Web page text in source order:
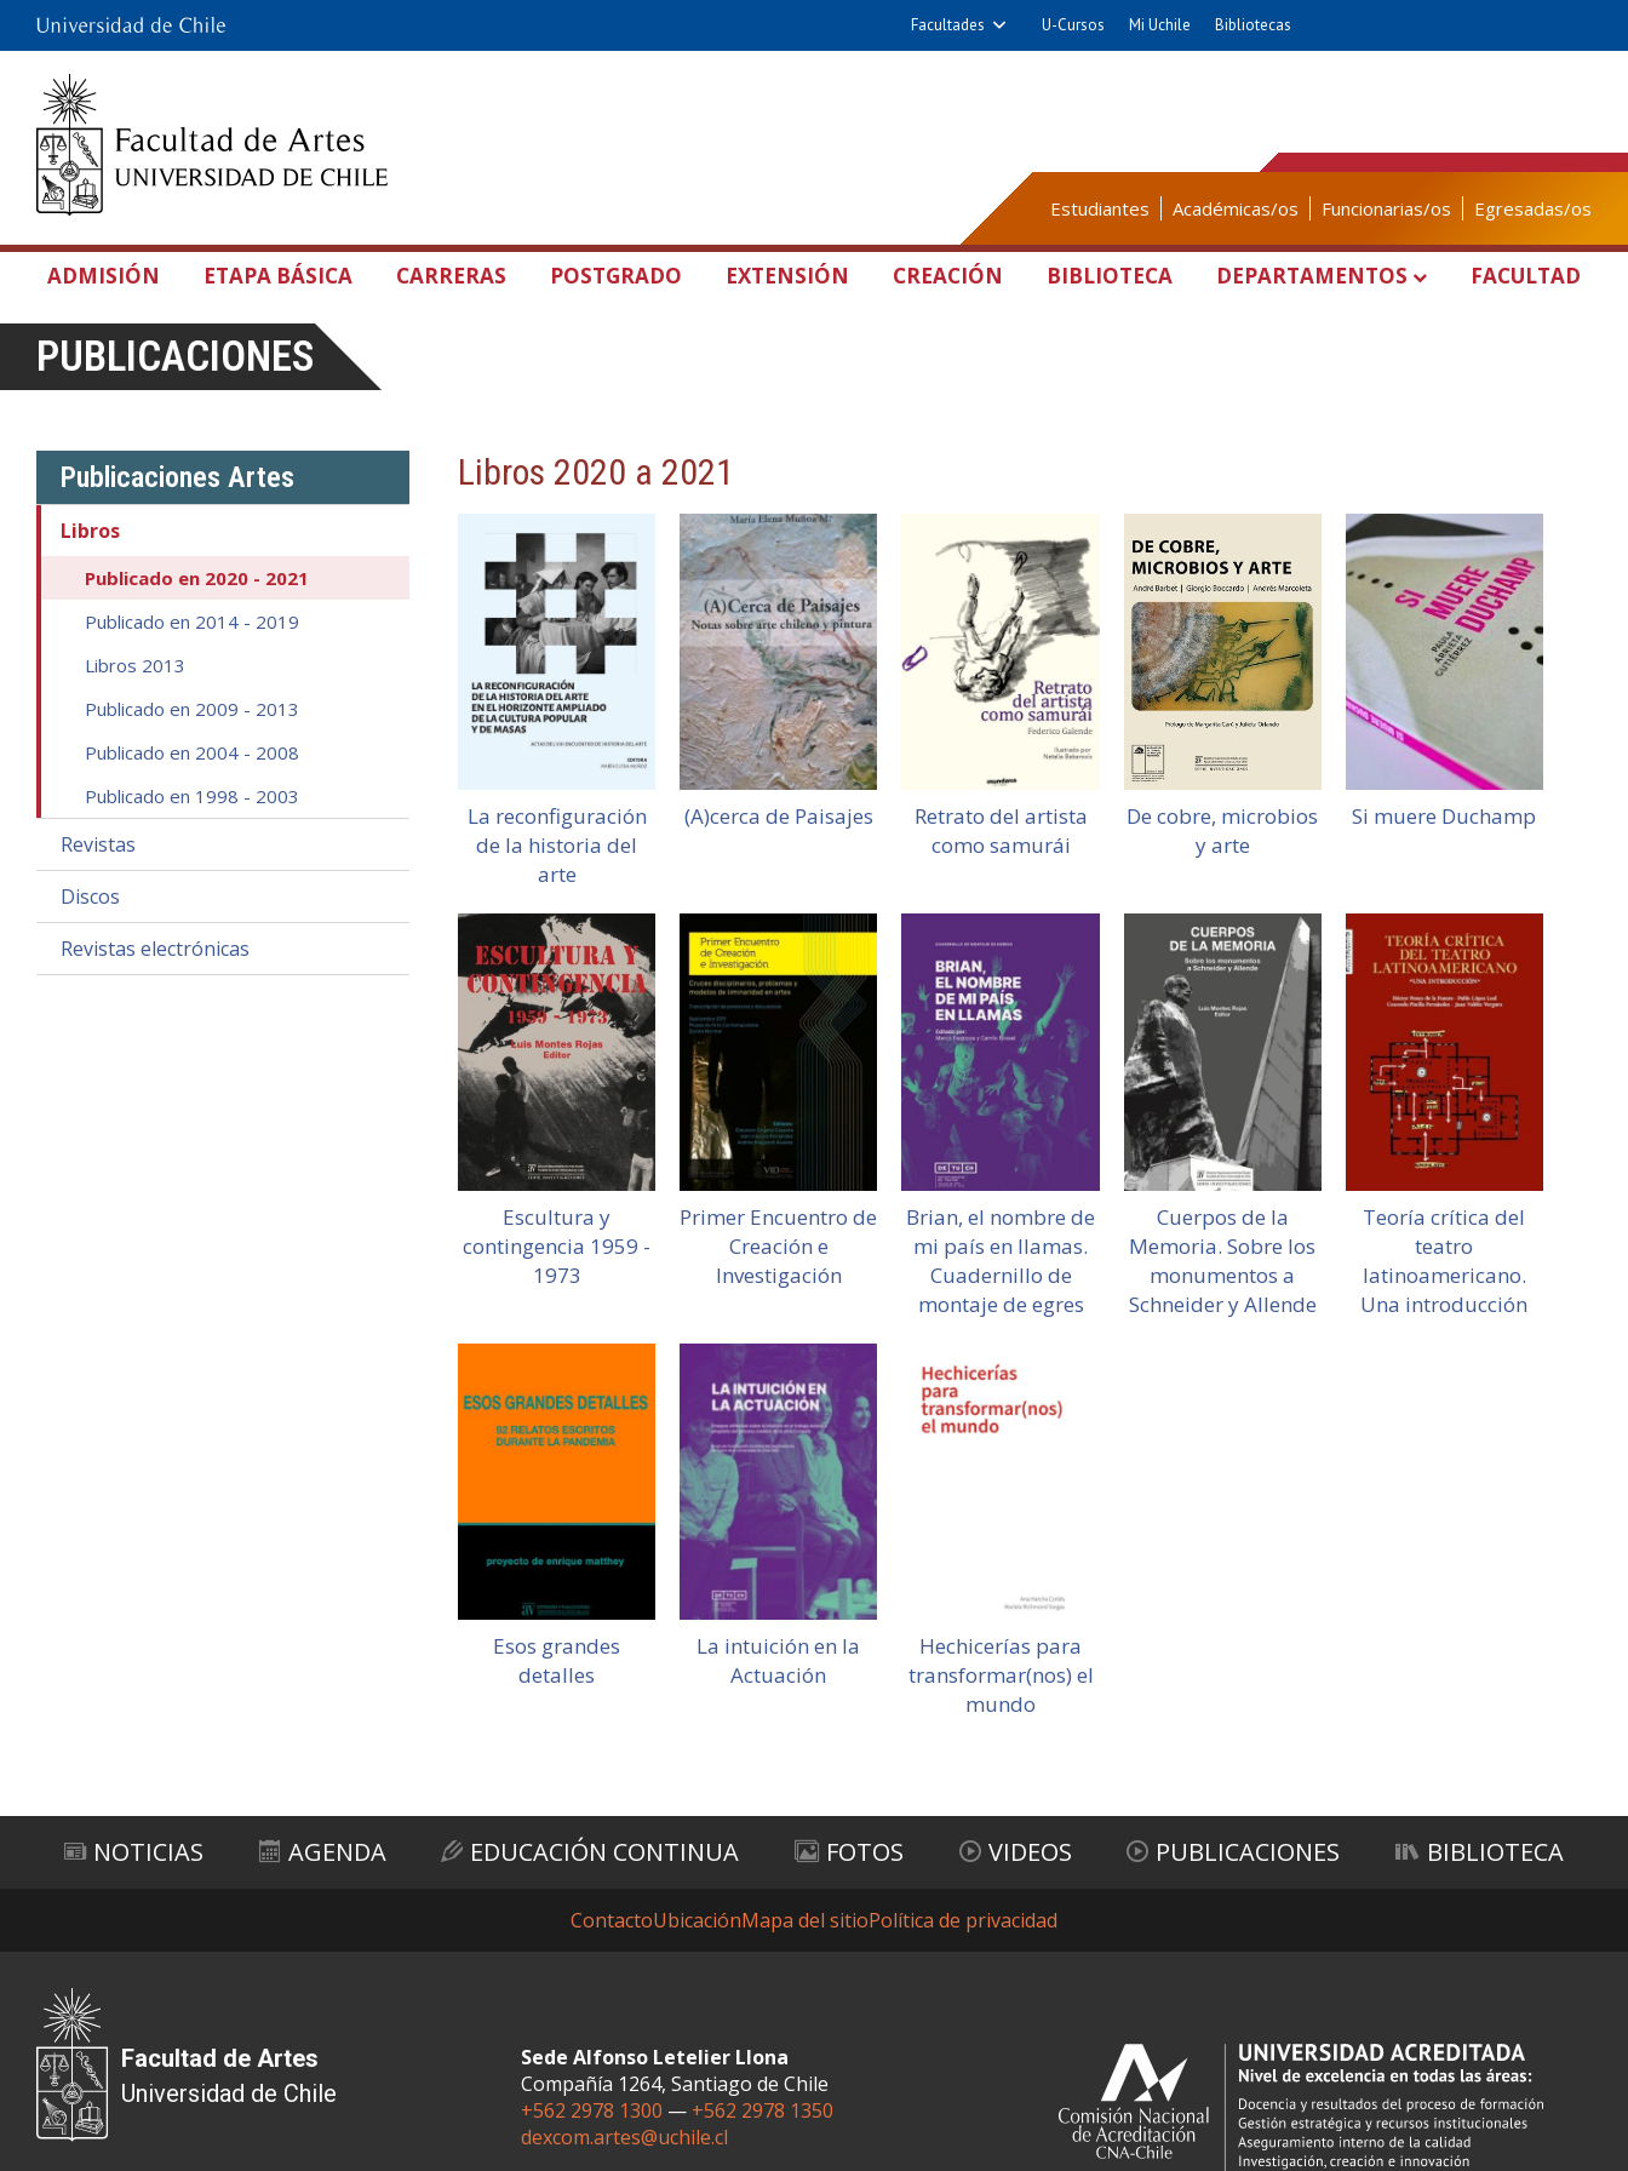
Facultades U-Cursos Mi Uchile Bibliotecas
Estudiantes Académicas/os Funcionarias/os Egresadas/os
ADMISIÓN ETAPA BÁSICA CARRERAS POSTGRADO EXTENSIÓN CREACIÓN BIBLIOTECA DEPARTAMENTOS FACULTAD
PUBLICACIONES
Publicaciones Artes
Libros
Publicado en 2020 - 2021
Publicado en 2014 - 2019
Libros 2013
Publicado en 2009 - 2013
Publicado en 2004 - 2008
Publicado en 1998 - 2003
Revistas
Discos
Revistas electrónicas
Libros 2020 a 2021
La reconfiguración
de la historia del
arte
(A)cerca de Paisajes
Retrato del artista
como samurái
De cobre, microbios
y arte
Si muere Duchamp
Escultura y
contingencia 1959 -
1973
Primer Encuentro de
Creación e
Investigación
Brian, el nombre de
mi país en llamas.
Cuadernillo de
montaje de egres
Cuerpos de la
Memoria. Sobre los
monumentos a
Schneider y Allende
Teoría crítica del
teatro
latinoamericano.
Una introducción
Esos grandes
detalles
La intuición en la
Actuación
Hechicerías para
transformar(nos) el
mundo
NOTICIAS AGENDA EDUCACIÓN CONTINUA FOTOS VIDEOS PUBLICACIONES BIBLIOTECA
ContactoUbicaciónMapa del sitioPolítica de privacidad
Facultad de Artes
Universidad de Chile
Sede Alfonso Letelier Llona
Compañía 1264, Santiago de Chile
+562 2978 1300 — +562 2978 1350
dexcom.artes@uchile.cl